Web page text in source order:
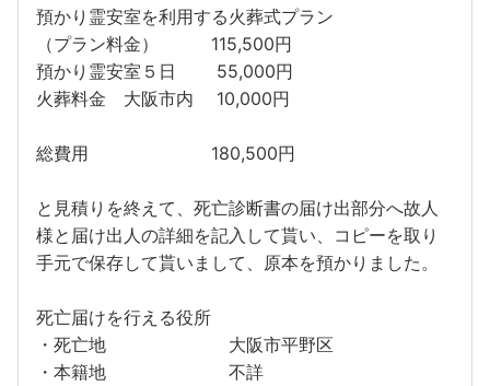
預かり霊安室を利用する火葬式プラン
（プラン料金） 115,500円
預かり霊安室５日 55,000円
火葬料金 大阪市内 10,000円
総費用 180,500円
と見積りを終えて、死亡診断書の届け出部分へ故人
様と届け出人の詳細を記入して貰い、コピーを取り
手元で保存して貰いまして、原本を預かりました。
死亡届けを行える役所
・死亡地 大阪市平野区
・本籍地 不詳